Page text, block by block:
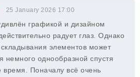
25 January 2026 17:00
графикой и дизайном
радует глаз. Однако
элементов может
немного однообразной спустя
время. Поначалу всё очень